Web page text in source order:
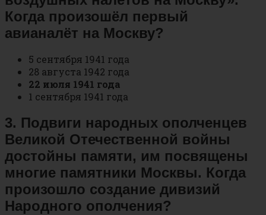
Когда произошёл первый
авианалёт на Москву?
5 сентября 1941 года
28 августа 1942 года
22 июля 1941 года
1 сентября 1941 года
3. Подвиги народных ополченцев
Великой Отечественной войны
достойны памяти, им посвящены
многие памятники Москвы. Когда
произошло создание дивизий
Народного ополчения?